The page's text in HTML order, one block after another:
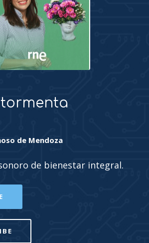
tormenta
de Mendoza
de bienestar integral.